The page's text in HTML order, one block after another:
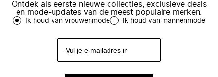
Ontdek als eerste nieuwe collecties, exclusieve deals
en mode-updates van de meest populaire merken.
Ik houd van vrouwenmode Ik houd van mannenmode